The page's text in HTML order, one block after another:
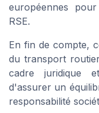
européennes
RSE.
En fin de compte,
du transport
cadre juridique
d'assurer un
responsabilité